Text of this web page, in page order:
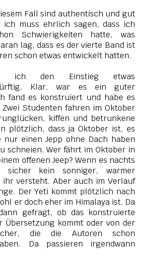
Fall sind authentisch und gut
ich muss ehrlich sagen, dass ich
Schwierigkeiten hatte, was
lag, dass es der vierte Band ist
schon etwas entwickelt hatten.
ich den Einstieg etwas
Klar, war es ein guter
fand es konstruiert und habe es
Studenten fahren im Oktober
kiffen und betrunkene
plötzlich, dass ja Oktober ist, es
einen Jepp ohne Dach haben
schneien. Wer fährt im Oktober in
offenen Jeep? Wenn es nachts
kein sonniger, warmer
ihr versteht. Aber auch im Verlauf
Der Yeti kommt plötzlich nach
er doch eher im Himalaya ist. Da
gefragt, ob das konstruierte
Übersetzung kommt oder von der
die die Autoren schon
Da passieren irgendwann